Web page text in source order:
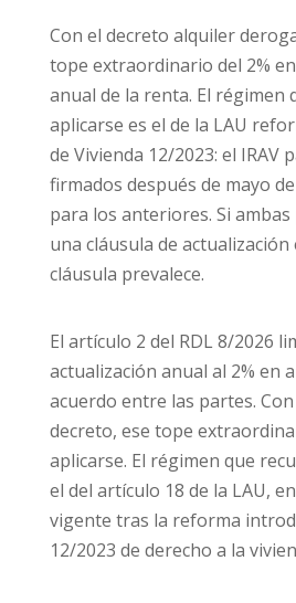
Con el decreto alquiler
tope extraordinario del 2%
anual de la renta. El régimen
aplicarse es el de la LAU
de Vivienda 12/2023: el IRAV
firmados después de mayo de
para los anteriores. Si
una cláusula de actualización
cláusula prevalece.
El artículo 2 del RDL 8/2026
actualización anual al 2% en
acuerdo entre las partes.
decreto, ese tope
aplicarse. El régimen que
el del artículo 18 de la LAU,
vigente tras la reforma
12/2023 de derecho a la